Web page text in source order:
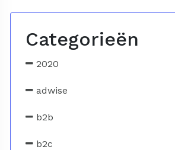
Categorieën
2020
adwise
b2b
b2c